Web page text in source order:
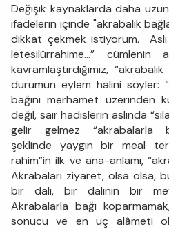
Değişik kaynaklarda daha
ifadelerin içinde "akrabalık
dikkat çekmek istiyorum.
letesilürrahime…” cümlenin
kavramlaştırdığımız,
durumun eylem halini söyler:
bağını merhamet üzerinden
değil, sair hadislerin aslında
gelir gelmez “akrabalarla
şeklinde yaygın bir meal
rahim”in ilk ve ana-anlamı,
Akrabaları ziyaret, olsa olsa,
bir dalı, bir dalının bir
Akrabalarla bağı
sonucu ve en uç alâmeti